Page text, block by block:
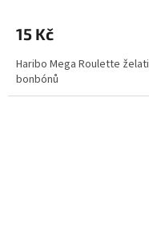
15 Kč
Haribo Mega Roulette
bonbónů